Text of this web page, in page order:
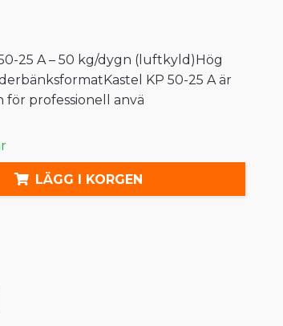
25 A – 50 kg/dygn (luftkyld)Hög
KP 50-25 A är
professionell anvä
LÄGG I KORGEN